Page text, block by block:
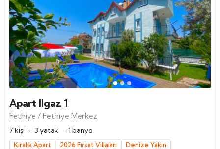
Apart Ilgaz 1
Fethiye / Fethiye Merkez
7 kişi · 3 yatak · 1 banyo
Kiralık Apart 2026 Fırsat Villaları
Denize Yakın